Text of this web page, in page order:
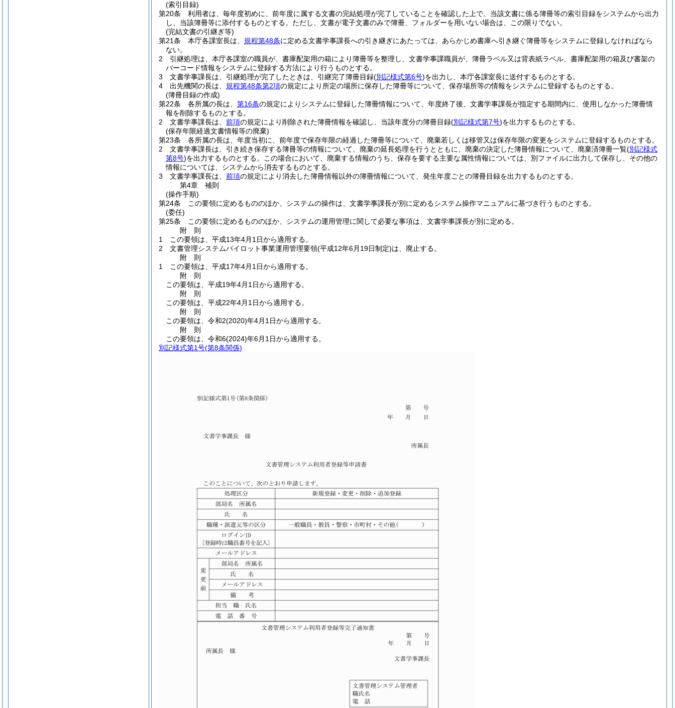
(索引目録)
第20条
利用者は、毎年度初めに、前年度に属する文書の完結処理が完了していることを確認した上で、当該文書に係る簿冊等の索引目録をシステムから出力
し、当該簿冊等に添付するものとする。 ただし、文書が電子文書のみで簿冊、フォルダーを用いない場合は、この限りでない。
(完結文書の引継ぎ等)
第21条
本庁各課室長は、 規程第48条に定める文書学事課長への引き継ぎにあたっては、あらかじめ書庫へ引き継ぐ簿冊等をシステムに登録しなければなら
ない。
2
引継処理は、本庁各課室の職員が、書庫配架用の箱により簿冊等を整理し、文書学事課職員が、簿冊ラベル又は背表紙ラベル、書庫配架用の箱及び書架の
バーコード情報をシステムに登録する方法により行うものとする。
3
文書学事課長は、引継処理が完了したときは、引継完了簿冊目録(別記様式第6号)を出力し、本庁各課室長に送付するものとする。
4
出先機関の長は、 規程第48条第2項の規定により所定の場所に保存した簿冊等について、保存場所等の情報をシステムに登録するものとする。
(簿冊目録の作成)
第22条
各所属の長は、 第16条の規定によりシステムに登録した簿冊情報について、年度終了後、文書学事課長が指定する期間内に、使用しなかった簿冊情
報を削除するものとする。
2
文書学事課長は、 前項の規定により削除された簿冊情報を確認し、当該年度分の簿冊目録(別記様式第7号)を出力するものとする。
(保存年限経過文書情報等の廃棄)
第23条
各所属の長は、年度当初に、前年度で保存年限の経過した簿冊等について、廃棄若しくは移管又は保存年限の変更をシステムに登録するものとする。
2
文書学事課長は、引き続き保存する簿冊等の情報について、廃棄の延長処理を行うとともに、廃棄の決定した簿冊情報について、廃棄済簿冊一覧(別記様式
第8号)を出力するものとする。
この場合において、廃棄する情報のうち、保存を要する主要な属性情報については、別ファイルに出力して保存し、その他の
情報については、システムから消去するものとする。
3
文書学事課長は、 前項の規定により消去した簿冊情報以外の簿冊情報について、発生年度ごとの簿冊目録を出力するものとする。
第4章
補則
(操作手順)
第24条
この要領に定めるもののほか、システムの操作は、文書学事課長が別に定めるシステム操作マニュアルに基づき行うものとする。
(委任)
第25条
この要領に定めるもののほか、システムの運用管理に関して必要な事項は、文書学事課長が別に定める。
附 則
1
この要領は、平成13年4月1日から適用する。
2
文書管理システムパイロット事業運用管理要領(平成12年6月19日制定)は、廃止する。
附 則
1
この要領は、平成17年4月1日から適用する。
附 則
この要領は、平成19年4月1日から適用する。
附 則
この要領は、平成22年4月1日から適用する。
附 則
この要領は、令和2(2020)年4月1日から適用する。
附 則
この要領は、令和6(2024)年6月1日から適用する。
別記様式第1号(第8条関係)